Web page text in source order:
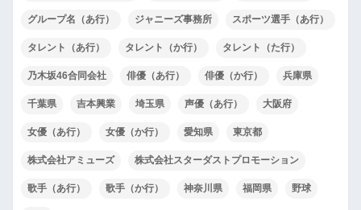
グループ名（あ行） ジャニーズ事務所 スポーツ選手（あ行）
タレント（あ行） タレント（か行） タレント（た行）
乃木坂46合同会社 俳優（あ行） 俳優（か行） 兵庫県
千葉県 吉本興業 埼玉県 声優（あ行） 大阪府
女優（あ行） 女優（か行） 愛知県 東京都
株式会社アミューズ 株式会社スターダストプロモーション
歌手（あ行） 歌手（か行） 神奈川県 福岡県 野球